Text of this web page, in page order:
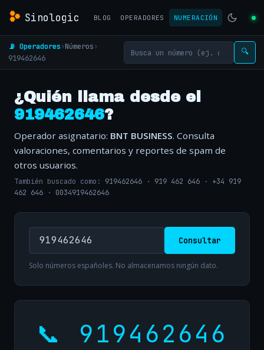
Sinologic BLOG OPERADORES NUMERACIÓN
📡 Operadores›Números›
919462646
🔍
¿Quién llama desde el
919462646?
Operador asignatario: BNT BUSINESS. Consulta
valoraciones, comentarios y reportes de spam de
otros usuarios.
También buscado como: 919462646 · 919 462 646 · +34 919
462 646 · 0034919462646
Consultar
Solo números españoles. No almacenamos ningún dato.
📞 919462646